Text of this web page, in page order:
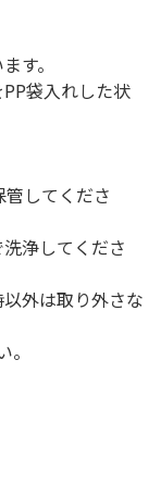
す。
袋入れした状
してくださ
浄してくださ
外は取り外さな